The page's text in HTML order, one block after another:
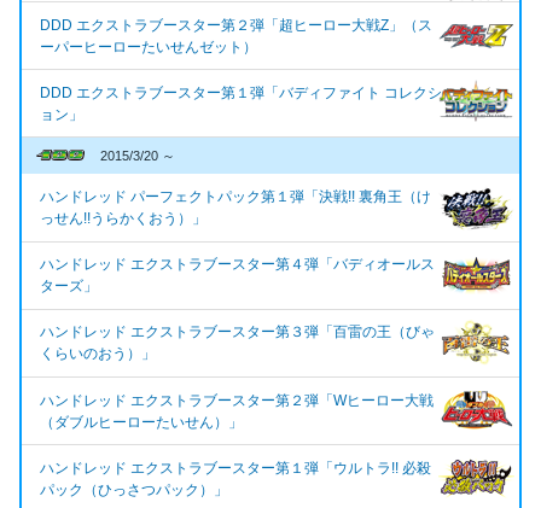
DDD エクストラブースター第２弾「超ヒーロー大戦Z」（ス
ーパーヒーローたいせんゼット）
DDD エクストラブースター第１弾「バディファイト コレクシ
ョン」
2015/3/20 ～
ハンドレッド パーフェクトパック第１弾「決戦!! 裏角王（け
っせん!!うらかくおう）」
ハンドレッド エクストラブースター第４弾「バディオールス
ターズ」
ハンドレッド エクストラブースター第３弾「百雷の王（びゃ
くらいのおう）」
ハンドレッド エクストラブースター第２弾「Wヒーロー大戦
（ダブルヒーローたいせん）」
ハンドレッド エクストラブースター第１弾「ウルトラ!! 必殺
パック（ひっさつパック）」